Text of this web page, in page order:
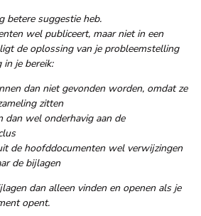
betere suggestie heb.
wel publiceert, maar niet in een
de oplossing van je probleemstelling
je bereik:
dan niet gevonden worden, omdat ze
zitten
dan wel onderhavig aan de
de hoofddocumenten wel verwijzingen
de bijlagen
dan alleen vinden en openen als je
opent.